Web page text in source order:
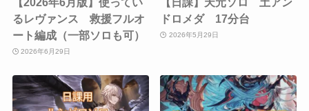
るレヴァンス 救援フルオ
ート編成（一部ソロも可）
2026年6月29日
ドロメダ 17分台
2026年5月29日